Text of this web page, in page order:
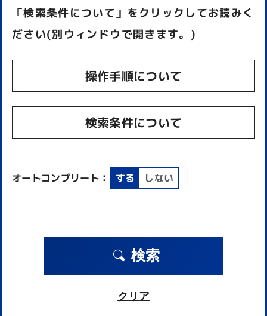
「検索条件について」をクリックしてお読みく
ださい(別ウィンドウで開きます。)
操作手順について
検索条件について
オートコンプリート： する しない
検索
クリア